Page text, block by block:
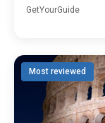
GetYourGuide
Most reviewed